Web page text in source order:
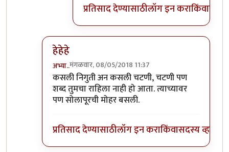
प्रतिसाद देण्यासाठीलॉग इन कराकिंवा
हेहेहे
अभ्या..मंगळवार, 08/05/2018 11:37
In reply to+१byसस्नेह
कसली निगुती अन कसली चटणी, चटणी पण
शब्द तुमचा राहिला नाही हो आता. त्याच्यावर
पण सोलापूरची मोहर बसली.
प्रतिसाद देण्यासाठीलॉग इन कराकिंवासदस्य व्हा